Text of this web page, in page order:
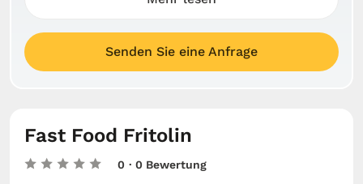
Senden Sie eine Anfrage
Fast Food Fritolin
0 · 0 Bewertung